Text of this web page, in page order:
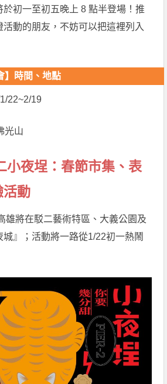
初一至初五晚上 8 點半登場！推
活動的朋友，不妨可以把這裡列入
】時間、地點
22~2/19
光山
小夜埕：春節市集、表
活動
雄將在駁二藝術特區、大義公園及
』；活動將一路從1/22初一熱鬧